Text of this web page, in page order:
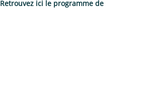
Retrouvez ici le programme de